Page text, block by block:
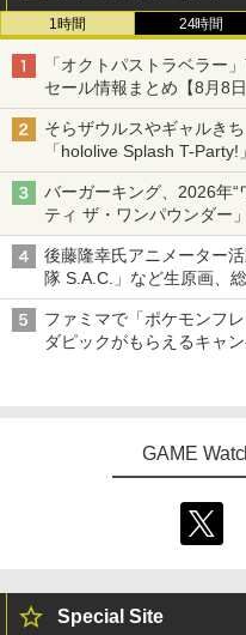
1時間 24時間
「オクトパストラベラー
セール情報まとめ【8月8日
ニンテンドーeショップで
そらザウルスやギャルき
「hololive Splash T-
ライン販売開始
バーガーキング、2026年“
ティ ザ・ワンパウンダー
「特製ガーリックマヨソ
後藤隆幸氏アニメーター
隊 S.A.C.」など生原画、
ファミマで「ポケモンフ
ダピックがもらえるキャン
GAME
Special Site